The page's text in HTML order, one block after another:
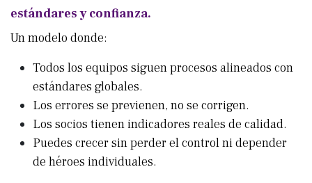
estándares y confianza.
Un modelo donde:
Todos los equipos siguen procesos alineados con
estándares globales.
Los errores se previenen, no se corrigen.
Los socios tienen indicadores reales de calidad.
Puedes crecer sin perder el control ni depender
de héroes individuales.